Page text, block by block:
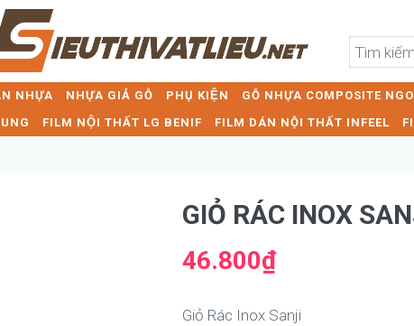
NHỰA NHỰA GIẢ GỖ PHỤ KIỆN GỖ NHỰA COMPOSITE
FILM NỘI THẤT LG BENIF FILM DÁN NỘI THẤT INFEEL
GIỎ RÁC INOX
46.800₫
Giỏ Rác Inox Sanji